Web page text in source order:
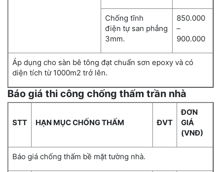
Chống tĩnh
điện tự san phẳng
3mm.
850.000
–
900.000
Áp dụng cho sàn bê tông đạt chuẩn sơn epoxy và có
diện tích từ 1000m2 trở lên.
Báo giá thi công chống thấm trần nhà
STT HẠN MỤC CHỐNG THẤM ĐVT
ĐƠN
GIÁ
(VNĐ)
Báo giá chống thấm bề mặt tường nhà.